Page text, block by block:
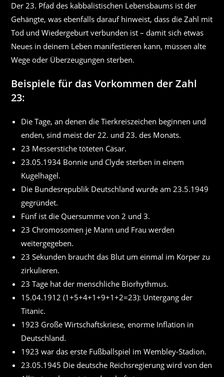
Der 23. Pfad des kabbalistischen Lebensbaums ist der
Gehängte, was ebenfalls darauf hinweist, dass die Zahl mit
Tod und Wiedergeburt verbunden ist – damit sich etwas
Neues in deinem Leben manifestieren kann, müssen alte
Wege oder Überzeugungen sterben.
Beispiele für das Vorkommen der Zahl
23:
Die Tage, an denen die Tierkreiszeichen beginnen und
enden, sind meist der 22. und 23. des Monats.
23 Messerstiche töteten Cäsar.
23.05.1934 Bonnie und Clyde sterben in einem
Kugelhagel.
Die Bundesrepublik Deutschland wurde am 23.5.1949
gegründet.
Fünf ist die Quersumme von 2 und 3.
23 Chromosomen je Mann und Frau werden
weitergegeben.
23 Sekunden braucht das Blut um einmal im Körper zu
zirkulieren.
23 Tage hat der menschliche Biorhythmus.
15.04.1912 (1+5+4+1+9+1+2=23): Untergang der
Titanic.
1923 Große Wirtschaftskriese, enorme Inflation in
Deutschland.
1923 war das erste Fußballspiel im Wembley-Stadion.
23.05.1945 Die deutsche Reichsregierung wird von den